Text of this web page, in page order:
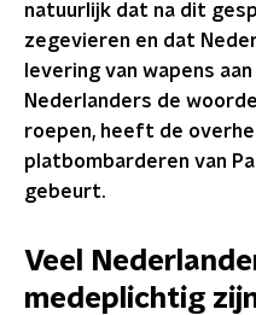
natuurlijk dat na dit
zegevieren en dat
levering van wapens
Nederlanders de
roepen, heeft de
platbombarderen van
gebeurt.
Veel
medeplichtig